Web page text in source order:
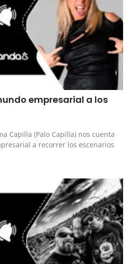
empresarial a los
Capilla (Palo Capilla) nos cuenta
a recorrer los escenarios